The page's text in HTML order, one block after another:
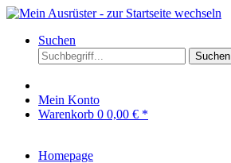
Suchen
Suchen
Mein Konto
Warenkorb 0 0,00 € *
Homepage